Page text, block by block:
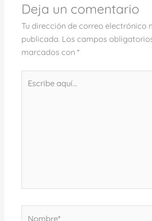
Deja un comentario
Tu dirección de correo electrónico
publicada. Los campos
marcados con *